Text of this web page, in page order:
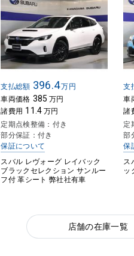
支払総額 396.4万円
車両価格 385 万円
諸費用 11.4 万円
定期点検整備：付き
部分保証：付き
保証について
スバル レヴォーグ レイバック
ブラックセレクション サンルー
フ付 革シート 弊社社有車
支
車
諸
定
部
保
ス
ッ
店舗の在庫一覧